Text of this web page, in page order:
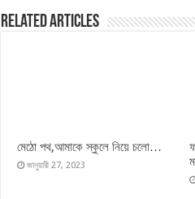
Related Articles
মেঠো পথ,আমাকে স্কুলে নিয়ে চলো…
জানুয়ারী 27, 2023